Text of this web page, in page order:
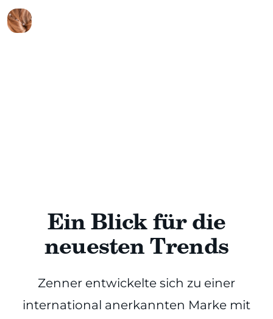
Ein Blick für die
neuesten Trends
Zenner entwickelte sich zu einer
international anerkannten Marke mit